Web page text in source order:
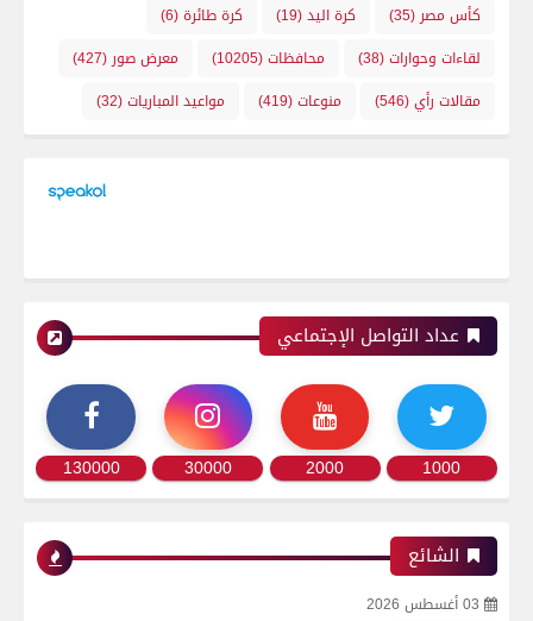
كأس مصر (35) كرة اليد(19) كرة طائرة(6)
لقاءات وحوارات(38) محافظات(10205) معرض صور (427)
مقالات رأي(546) منوعات(419) مواعيد المباريات(32)
عداد التواصل الإجتماعي
1000
2000
30000
130000
الشائع
03 أغسطس 2026